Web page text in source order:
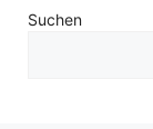
Suchen